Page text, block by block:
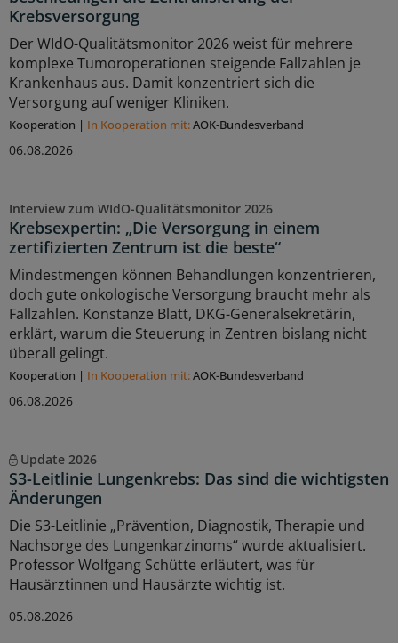
Krebsversorgung
Der WIdO-Qualitätsmonitor 2026 weist für mehrere
komplexe Tumoroperationen steigende Fallzahlen je
Krankenhaus aus. Damit konzentriert sich die
Versorgung auf weniger Kliniken.
Kooperation | In Kooperation mit:AOK-Bundesverband
06.08.2026
Interview zum WIdO-Qualitätsmonitor 2026
Krebsexpertin: „Die Versorgung in einem
zertifizierten Zentrum ist die beste“
Mindestmengen können Behandlungen konzentrieren,
doch gute onkologische Versorgung braucht mehr als
Fallzahlen. Konstanze Blatt, DKG-Generalsekretärin,
erklärt, warum die Steuerung in Zentren bislang nicht
überall gelingt.
Kooperation | In Kooperation mit:AOK-Bundesverband
06.08.2026
Update 2026
S3-Leitlinie Lungenkrebs: Das sind die wichtigsten
Änderungen
Die S3-Leitlinie „Prävention, Diagnostik, Therapie und
Nachsorge des Lungenkarzinoms“ wurde aktualisiert.
Professor Wolfgang Schütte erläutert, was für
Hausärztinnen und Hausärzte wichtig ist.
05.08.2026